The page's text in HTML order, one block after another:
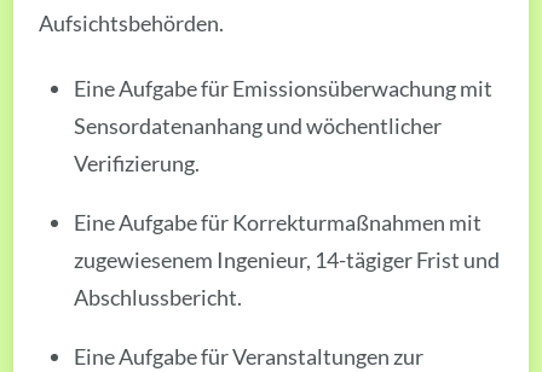
Aufsichtsbehörden.
Eine Aufgabe für Emissionsüberwachung mit
Sensordatenanhang und wöchentlicher
Verifizierung.
Eine Aufgabe für Korrekturmaßnahmen mit
zugewiesenem Ingenieur, 14-tägiger Frist und
Abschlussbericht.
Eine Aufgabe für Veranstaltungen zur